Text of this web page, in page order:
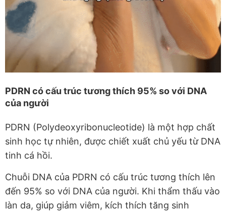
PDRN có cấu trúc tương thích 95% so với DNA
của người
PDRN (Polydeoxyribonucleotide) là một hợp chất
sinh học tự nhiên, được chiết xuất chủ yếu từ DNA
tinh cá hồi.
Chuỗi DNA của PDRN có cấu trúc tương thích lên
đến 95% so với DNA của người. Khi thẩm thấu vào
làn da, giúp giảm viêm, kích thích tăng sinh